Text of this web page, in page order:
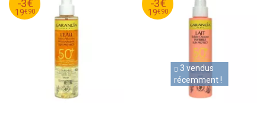
-3€
19€90
19
€
90
-3€
19€90
19
€
90
3 vendus
récemment !